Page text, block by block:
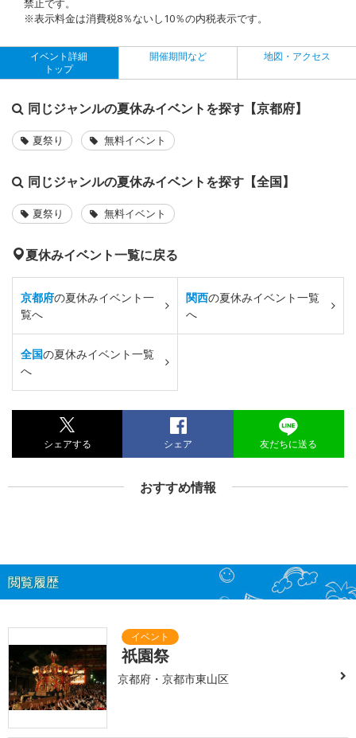
禁止です。
※表示料金は消費税8％ないし10％の内税表示です。
イベント詳細
トップ
開催期間など 地図・アクセス
同じジャンルの夏休みイベントを探す【京都府】
夏祭り 無料イベント
同じジャンルの夏休みイベントを探す【全国】
夏祭り 無料イベント
夏休みイベント一覧に戻る
京都府の夏休みイベント一
覧へ
関西の夏休みイベント一覧
へ
全国の夏休みイベント一覧
へ
シェアする シェア 友だちに送る
おすすめ情報
閲覧履歴
祇園祭
京都府・京都市東山区